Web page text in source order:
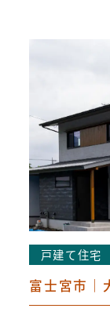
戸建て住宅
富士宮市｜